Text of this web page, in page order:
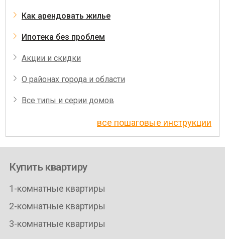
Как арендовать жилье
Ипотека без проблем
Акции и скидки
О районах города и области
Все типы и серии домов
все пошаговые инструкции
Купить квартиру
1-комнатные квартиры
2-комнатные квартиры
3-комнатные квартиры